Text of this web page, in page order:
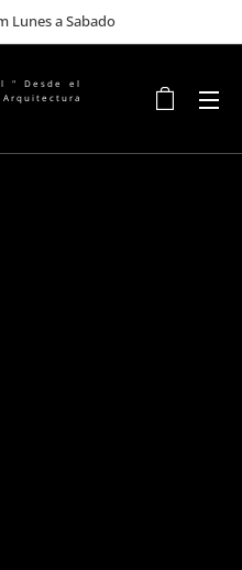
Lunes a Sabado
" Desde el